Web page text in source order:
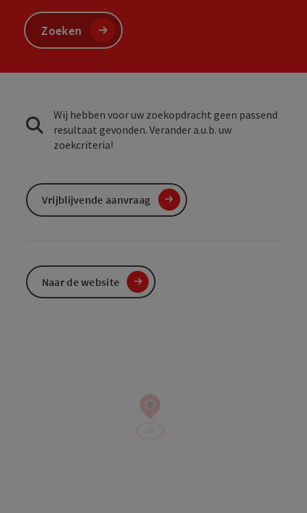
Zoeken
Wij hebben voor uw zoekopdracht geen passend
resultaat gevonden. Verander a.u.b. uw
zoekcriteria!
Vrijblijvende aanvraag
Naar de website